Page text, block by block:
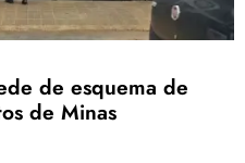
de esquema de
de Minas